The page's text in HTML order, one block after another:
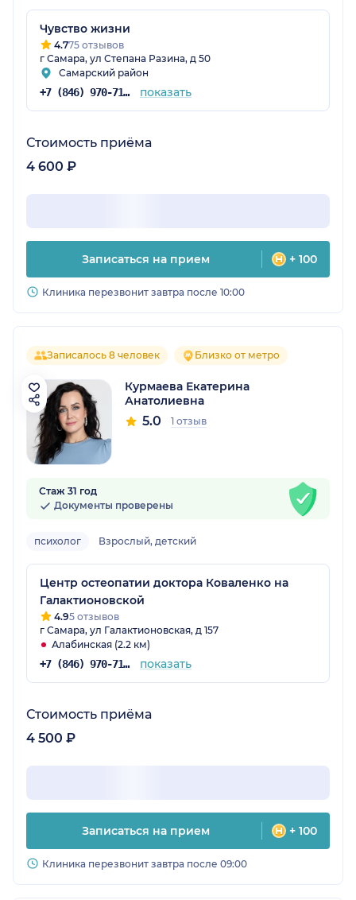
Чувство жизни
4.775 отзывов
г Самара, ул Степана Разина, д 50
Самарский район
+7 (846) 970-71-40 показать
Стоимость приёма
4 600 ₽
Записаться на прием + 100
Клиника перезвонит завтра после 10:00
Записалось 8 человек Близко от метро
Курмаева Екатерина
Анатолиевна
5.0 1 отзыв
Стаж 31 год
Документы проверены
психолог Взрослый, детский
Центр остеопатии доктора Коваленко на
Галактионовской
4.95 отзывов
г Самара, ул Галактионовская, д 157
Алабинская (2.2 км)
+7 (846) 970-71-59 показать
Стоимость приёма
4 500 ₽
Записаться на прием + 100
Клиника перезвонит завтра после 09:00